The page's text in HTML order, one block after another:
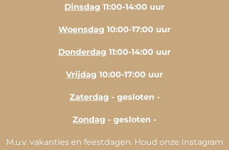
Dinsdag 11:00-14:00 uur
Woensdag 10:00-17:00 uur
Donderdag 11:00-14:00 uur
Vrijdag 10:00-17:00 uur
Zaterdag - gesloten -
Zondag - gesloten -
M.u.v. vakanties en feestdagen. Houd onze Instagram